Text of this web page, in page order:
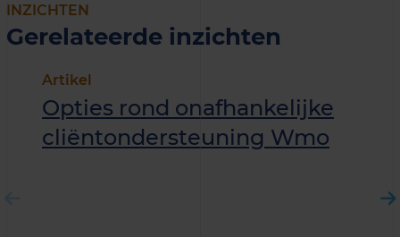
INZICHTEN
Gerelateerde inzichten
Artikel
Opties rond onafhankelijke
cliëntondersteuning Wmo